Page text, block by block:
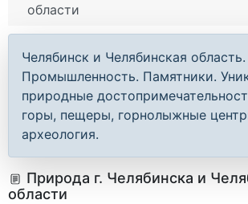
области
Челябинск и Челябинская
Промышленность. Памятники.
природные
горы, пещеры, горнолыжные
археология.
Природа г. Челябинска и
области